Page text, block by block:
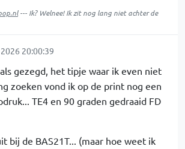
--- Ik? Welnee! Ik zit nog lang niet achter de
20:00:39
gezegd, het tipje waar ik even niet
zoeken vond ik op de print nog een
TE4 en 90 graden gedraaid FD
bij de BAS21T... (maar hoe weet ik